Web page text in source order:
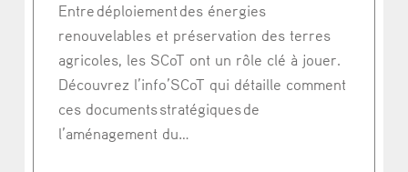
Entre déploiement des énergies
renouvelables et préservation des terres
agricoles, les SCoT ont un rôle clé à jouer.
Découvrez l’info’SCoT qui détaille comment
ces documents stratégiques de
l’aménagement du…